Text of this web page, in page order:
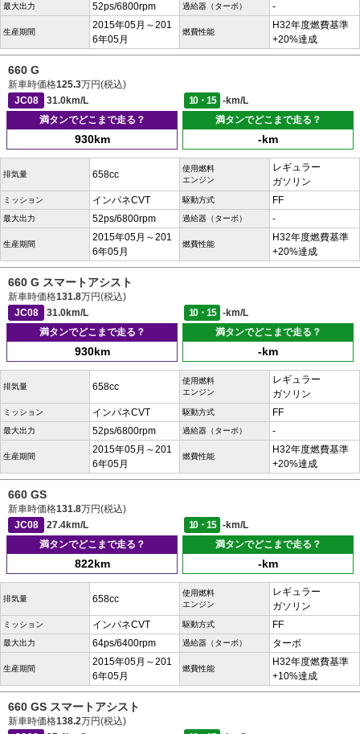
最大出力 52ps/6800rpm 過給器（ターボ） -
生産期間
2015年05月～201
6年05月
燃費性能
H32年度燃費基準
+20%達成
660 G
新車時価格125.3万円(税込)
JC08
31.0km/L 10・15
-km/L
満タンでどこまで走る？
930km
満タンでどこまで走る？
-km
排気量 658cc
使用燃料
エンジン
レギュラー
ガソリン
ミッション インパネCVT 駆動方式 FF
最大出力 52ps/6800rpm 過給器（ターボ） -
生産期間
2015年05月～201
6年05月
燃費性能
H32年度燃費基準
+20%達成
660 G スマートアシスト
新車時価格131.8万円(税込)
JC08
31.0km/L 10・15
-km/L
満タンでどこまで走る？
930km
満タンでどこまで走る？
-km
排気量 658cc
使用燃料
エンジン
レギュラー
ガソリン
ミッション インパネCVT 駆動方式 FF
最大出力 52ps/6800rpm 過給器（ターボ） -
生産期間
2015年05月～201
6年05月
燃費性能
H32年度燃費基準
+20%達成
660 GS
新車時価格131.8万円(税込)
JC08
27.4km/L 10・15
-km/L
満タンでどこまで走る？
822km
満タンでどこまで走る？
-km
排気量 658cc
使用燃料
エンジン
レギュラー
ガソリン
ミッション インパネCVT 駆動方式 FF
最大出力 64ps/6400rpm 過給器（ターボ） ターボ
生産期間
2015年05月～201
6年05月
燃費性能
H32年度燃費基準
+10%達成
660 GS スマートアシスト
新車時価格138.2万円(税込)